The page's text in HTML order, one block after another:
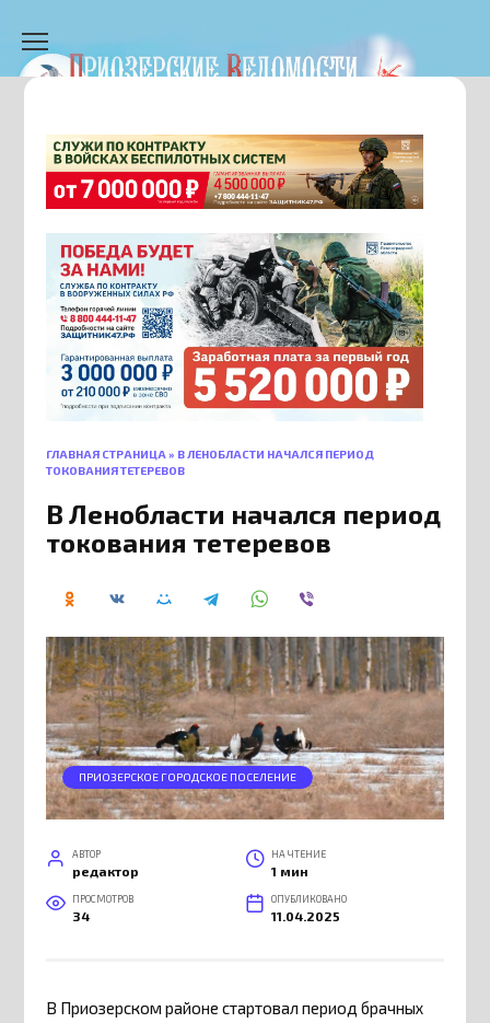
содержанию
ГЛАВНАЯ СТРАНИЦА » В ЛЕНОБЛАСТИ НАЧАЛСЯ ПЕРИОД
ТОКОВАНИЯ ТЕТЕРЕВОВ
В Ленобласти начался период
токования тетеревов
ПРИОЗЕРСКОЕ ГОРОДСКОЕ ПОСЕЛЕНИЕ
АВТОР
редактор
НА ЧТЕНИЕ
1 мин
ПРОСМОТРОВ
34
ОПУБЛИКОВАНО
11.04.2025
В Приозерском районе стартовал период брачных